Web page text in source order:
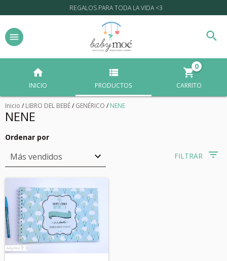
REGALOS PARA TODA LA VIDA <3
INICIO PRODUCTOS CARRITO
0
Inicio / LIBRO DEL BEBÉ/ GENÉRICO / NENE
NENE
Ordenar por
FILTRAR